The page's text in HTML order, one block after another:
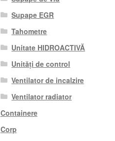
Supape EGR
Tahometre
Unitate HIDROACTIVĂ
Unități de control
Ventilator de incalzire
Ventilator radiator
Containere
Corp